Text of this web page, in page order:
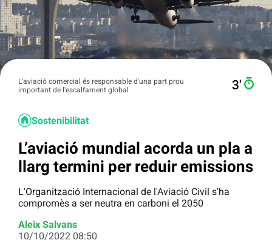
L'aviació comercial és responsable d'una part prou
important de l'escalfament global
3′
Sostenibilitat
L’aviació mundial acorda un pla a
llarg termini per reduir emissions
L'Organització Internacional de l'Aviació Civil s'ha
compromès a ser neutra en carboni el 2050
Aleix Salvans
10/10/2022 08:50